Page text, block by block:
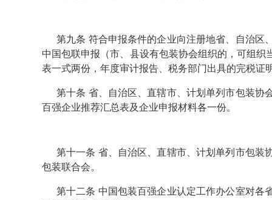
第九条 符合申报条件的企业向注册地省、自治区
中国包联申报（市、县设有包装协会组织的，可组
表一式两份，年度审计报告、税务部门出具的完税
第十条 省、自治区、直辖市、计划单列市包装协
百强企业推荐汇总表及企业申报材料各一份。
第十一条 省、自治区、直辖市、计划单列市包装
包装联合会。
第十二条 中国包装百强企业认定工作办公室对各